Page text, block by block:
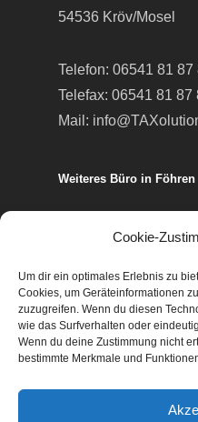
Cookie-
Um dir ein optimales Erlebnis zu
Cookies, um Geräteinformationen
zuzugreifen. Wenn du diesen
wie das Surfverhalten oder
Wenn du deine Zustimmung nicht
bestimmte Merkmale und
54536 Kröv/Mosel
Telefon: 06541 81 87
Telefax: 06541 81 87
Mail:
Weiteres Büro in Föhren
Telefon: 06502 99 95
Telefax: 06502 99 95
Mail: